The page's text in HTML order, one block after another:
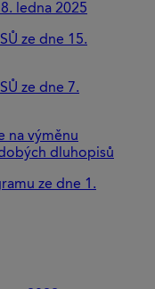
ledna 2025
ze dne 15.
ze dne 7.
na výměnu
dluhopisů
ze dne 1.